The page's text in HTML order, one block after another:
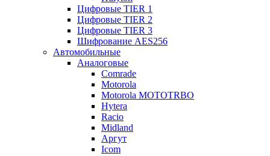
Цифровые TIER 1
Цифровые TIER 2
Цифровые TIER 3
Шифрование AES256
Автомобильные
Аналоговые
Comrade
Motorola
Motorola MOTOTRBO
Hytera
Racio
Midland
Аргут
Icom